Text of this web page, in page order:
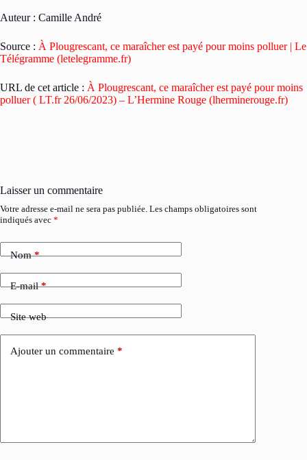
Auteur : Camille André
Source : À Plougrescant, ce maraîcher est payé pour moins polluer | Le
Télégramme (letelegramme.fr)
URL de cet article : À Plougrescant, ce maraîcher est payé pour moins
polluer ( LT.fr 26/06/2023) – L’Hermine Rouge (lherminerouge.fr)
Laisser un commentaire
Votre adresse e-mail ne sera pas publiée. Les champs obligatoires sont
indiqués avec *
Nom*
E-mail*
Site web
Ajouter un commentaire *